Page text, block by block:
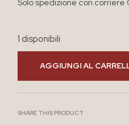
1 disponibili
AGGIUNGI AL
SHARE THIS PRODUCT